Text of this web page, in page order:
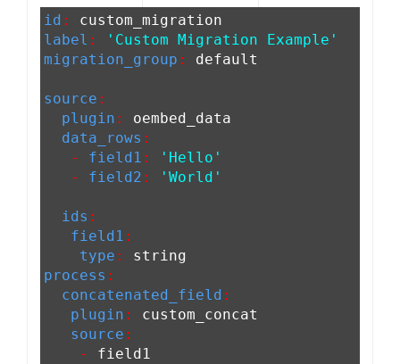
id :
custom_migration
label :
'Custom Migration Example'
migration_group : default
source :
plugin :
oembed_data
data_rows :
-
field1 :
'Hello'
-
field2 : 'World'
ids :
field1 :
type :
string
process :
concatenated_field :
plugin :
custom_concat
source :
-
field1